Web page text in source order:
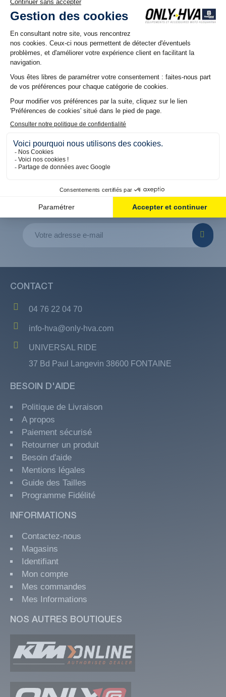
COMMENT RETOURNER UN PRODUIT ?
NOS RÉSEAUX
Suivez nous sur nos réseaux pour découvrir les dernières
offres et promos
5% DE REMISE OFFERT
SUR VOTRE PREMIÈRE COMMANDE
En vous inscrivant à notre Newsletter
CONTACT
04 76 22 04 70
info-hva@only-hva.com
UNIVERSAL RIDE
37 Bd Paul Langevin 38600 FONTAINE
BESOIN D'AIDE
Politique de Livraison
A propos
Paiement sécurisé
Retourner un produit
Besoin d'aide
Mentions légales
Guide des Tailles
Programme Fidélité
INFORMATIONS
Contactez-nous
Magasins
Identifiant
Mon compte
Mes commandes
Mes Informations
NOS AUTRES BOUTIQUES